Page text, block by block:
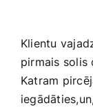
Klientu
pirmais solis
Katram